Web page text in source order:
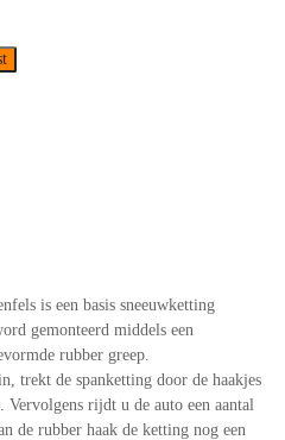
is een basis sneeuwketting
gemonteerd middels een
rubber greep.
trekt de spanketting door de haakjes
rijdt u de auto een aantal
de rubber haak de ketting nog een